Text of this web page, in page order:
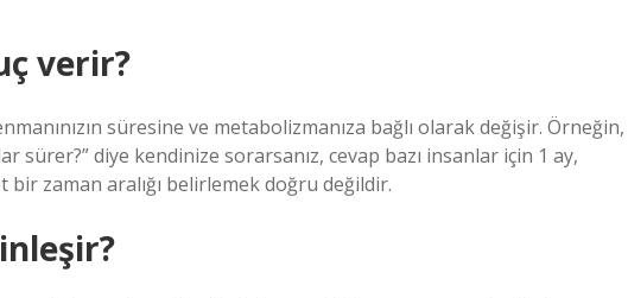
verir?
süresine ve metabolizmanıza bağlı olarak değişir. Örneğin,
sürer?” diye kendinize sorarsanız, cevap bazı insanlar için 1 ay,
bir zaman aralığı belirlemek doğru değildir.